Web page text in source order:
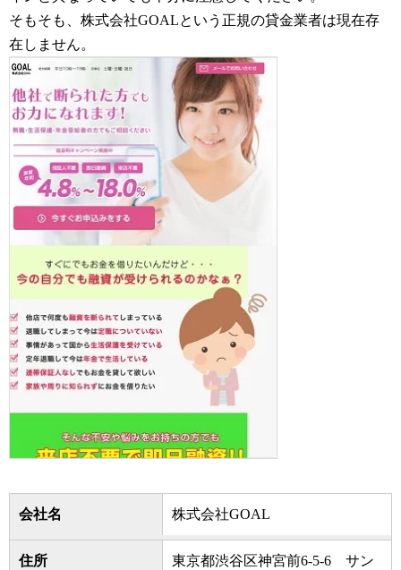
そもそも、株式会社GOALという正規の貸金業者は現在存
在しません。
会社名 株式会社GOAL
住所
東京都渋谷区神宮前6-5-6 サン